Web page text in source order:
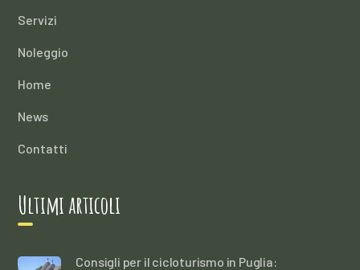
Servizi
Noleggio
Home
News
Contatti
Ultimi articoli
Consigli per il cicloturismo in Puglia: